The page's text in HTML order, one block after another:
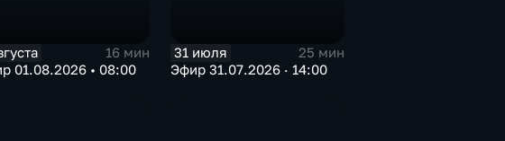
16 мин
01.08.2026 • 08:00
31 июля
25 мин
Эфир 31.07.2026 · 14:00